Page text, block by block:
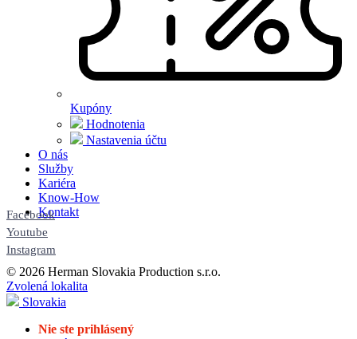
Kupóny
Hodnotenia
Nastavenia účtu
O nás
Služby
Kariéra
Know-How
Kontakt
Facebook
Youtube
Instagram
© 2026 Herman Slovakia Production s.r.o.
Zvolená lokalita
Slovakia
Nie ste prihlásený